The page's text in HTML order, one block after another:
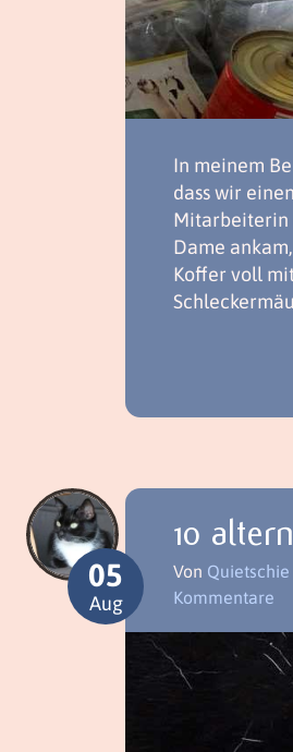
In meinem
dass wir
Mitarbeiterin
Dame
Koffer voll
05
Aug
10
Von Quietschie
Kommentare